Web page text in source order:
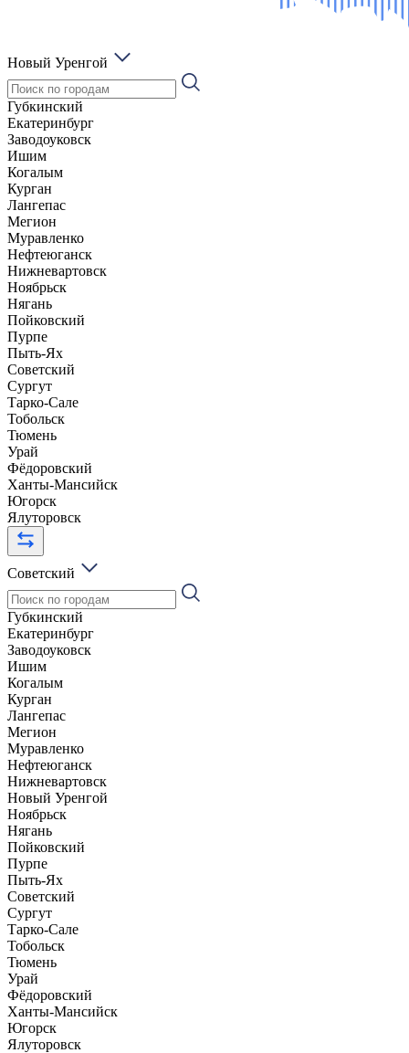
Новый Уренгой
Губкинский
Екатеринбург
Заводоуковск
Ишим
Когалым
Курган
Лангепас
Мегион
Муравленко
Нефтеюганск
Нижневартовск
Ноябрьск
Нягань
Пойковский
Пурпе
Пыть-Ях
Советский
Сургут
Тарко-Сале
Тобольск
Тюмень
Урай
Фёдоровский
Ханты-Мансийск
Югорск
Ялуторовск
Советский
Губкинский
Екатеринбург
Заводоуковск
Ишим
Когалым
Курган
Лангепас
Мегион
Муравленко
Нефтеюганск
Нижневартовск
Новый Уренгой
Ноябрьск
Нягань
Пойковский
Пурпе
Пыть-Ях
Советский
Сургут
Тарко-Сале
Тобольск
Тюмень
Урай
Фёдоровский
Ханты-Мансийск
Югорск
Ялуторовск